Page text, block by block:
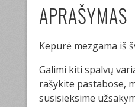
APRAŠYMAS
Kepurė mezgama iš
Galimi kiti spalvų
rašykite pastabose,
susisieksime